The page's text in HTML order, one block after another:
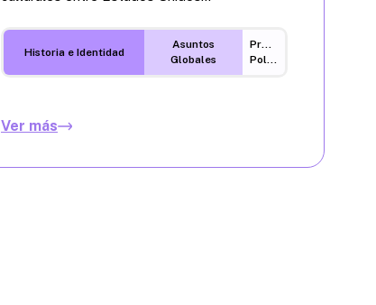
Historia e Identidad
Asuntos
Globales
Procesos
Políticos
Ver más